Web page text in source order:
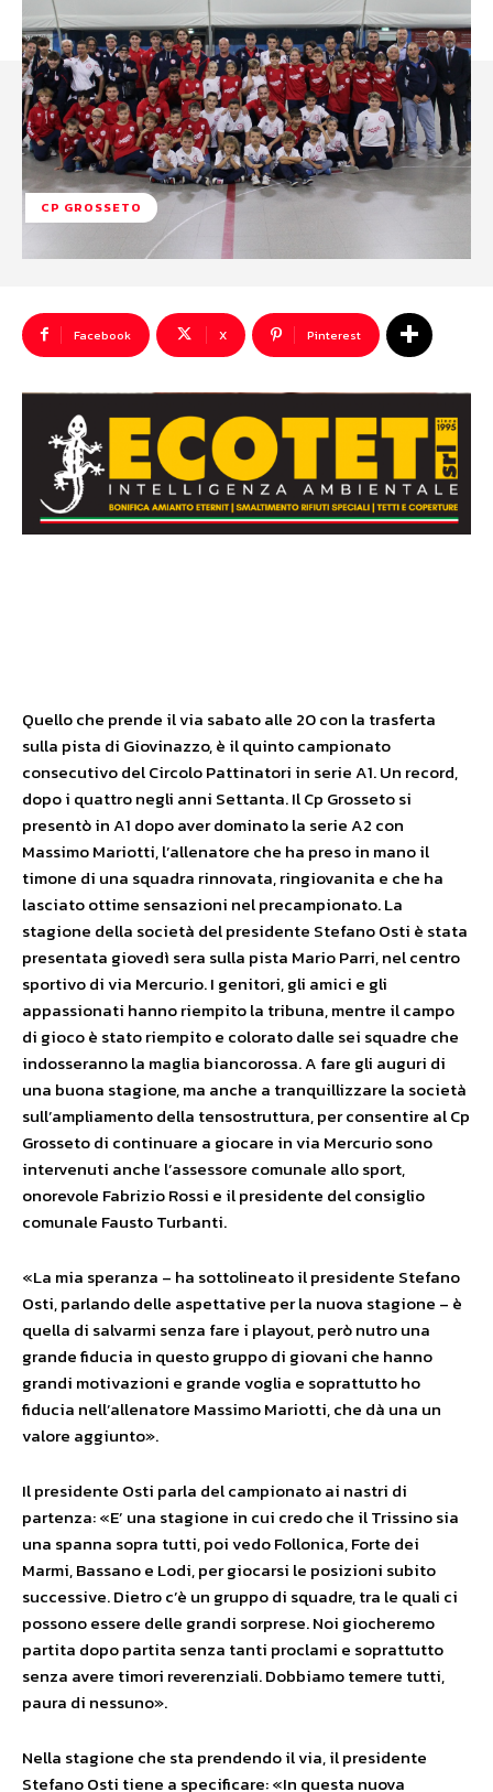
CP GROSSETO
Facebook X Pinterest
Quello che prende il via sabato alle 20 con la trasferta
sulla pista di Giovinazzo, è il quinto campionato
consecutivo del Circolo Pattinatori in serie A1. Un record,
dopo i quattro negli anni Settanta. Il Cp Grosseto si
presentò in A1 dopo aver dominato la serie A2 con
Massimo Mariotti, l’allenatore che ha preso in mano il
timone di una squadra rinnovata, ringiovanita e che ha
lasciato ottime sensazioni nel precampionato. La
stagione della società del presidente Stefano Osti è stata
presentata giovedì sera sulla pista Mario Parri, nel centro
sportivo di via Mercurio. I genitori, gli amici e gli
appassionati hanno riempito la tribuna, mentre il campo
di gioco è stato riempito e colorato dalle sei squadre che
indosseranno la maglia biancorossa. A fare gli auguri di
una buona stagione, ma anche a tranquillizzare la società
sull’ampliamento della tensostruttura, per consentire al Cp
Grosseto di continuare a giocare in via Mercurio sono
intervenuti anche l’assessore comunale allo sport,
onorevole Fabrizio Rossi e il presidente del consiglio
comunale Fausto Turbanti.
«La mia speranza – ha sottolineato il presidente Stefano
Osti, parlando delle aspettative per la nuova stagione – è
quella di salvarmi senza fare i playout, però nutro una
grande fiducia in questo gruppo di giovani che hanno
grandi motivazioni e grande voglia e soprattutto ho
fiducia nell’allenatore Massimo Mariotti, che dà una un
valore aggiunto».
Il presidente Osti parla del campionato ai nastri di
partenza: «E’ una stagione in cui credo che il Trissino sia
una spanna sopra tutti, poi vedo Follonica, Forte dei
Marmi, Bassano e Lodi, per giocarsi le posizioni subito
successive. Dietro c’è un gruppo di squadre, tra le quali ci
possono essere delle grandi sorprese. Noi giocheremo
partita dopo partita senza tanti proclami e soprattutto
senza avere timori reverenziali. Dobbiamo temere tutti,
paura di nessuno».
Nella stagione che sta prendendo il via, il presidente
Stefano Osti tiene a specificare: «In questa nuova